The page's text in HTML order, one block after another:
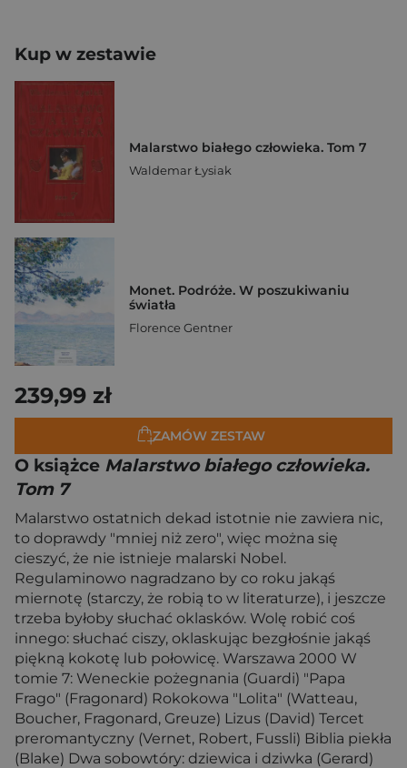
Kup w zestawie
Malarstwo białego człowieka. Tom 7
Waldemar Łysiak
Monet. Podróże. W poszukiwaniu
światła
Florence Gentner
239,99 zł
ZAMÓW ZESTAW
O książce Malarstwo białego człowieka.
Tom 7
Malarstwo ostatnich dekad istotnie nie zawiera nic,
to doprawdy "mniej niż zero", więc można się
cieszyć, że nie istnieje malarski Nobel.
Regulaminowo nagradzano by co roku jakąś
miernotę (starczy, że robią to w literaturze), i jeszcze
trzeba byłoby słuchać oklasków. Wolę robić coś
innego: słuchać ciszy, oklaskując bezgłośnie jakąś
piękną kokotę lub połowicę. Warszawa 2000 W
tomie 7: Weneckie pożegnania (Guardi) "Papa
Frago" (Fragonard) Rokokowa "Lolita" (Watteau,
Boucher, Fragonard, Greuze) Lizus (David) Tercet
preromantyczny (Vernet, Robert, Fussli) Biblia piekła
(Blake) Dwa sobowtóry: dziewica i dziwka (Gerard)